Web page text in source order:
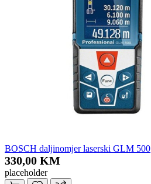
BOSCH daljinomjer laserski GLM 500
330,00 KM
placeholder